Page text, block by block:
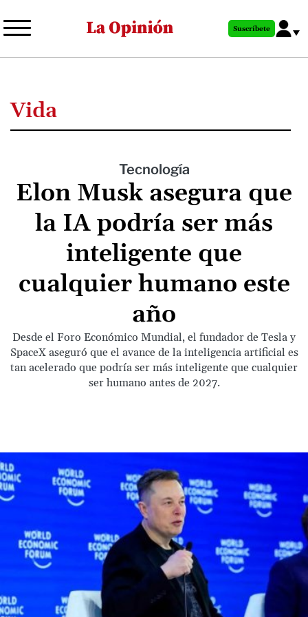
al
principal
Suscríbete
Vida
Tecnología
Elon Musk asegura que
la IA podría ser más
inteligente que
cualquier humano este
año
Desde el Foro Económico Mundial, el fundador de Tesla y
SpaceX aseguró que el avance de la inteligencia artificial es
tan acelerado que podría ser más inteligente que cualquier
ser humano antes de 2027.